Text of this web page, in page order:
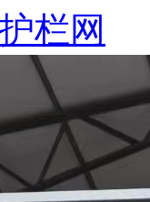
栏网